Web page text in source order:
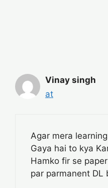
Vinay singh
at
Agar mera
Gaya hai to kya
Hamko fir se
par parmanent DL